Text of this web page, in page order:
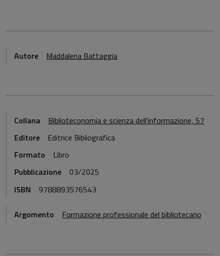
Autore Maddalena Battaggia
Collana
Biblioteconomia e scienza dell'informazione, 57
Editore
Editrice Bibliografica
Formato
Libro
Pubblicazione
03/2025
ISBN
9788893576543
Argomento Formazione professionale del bibliotecario